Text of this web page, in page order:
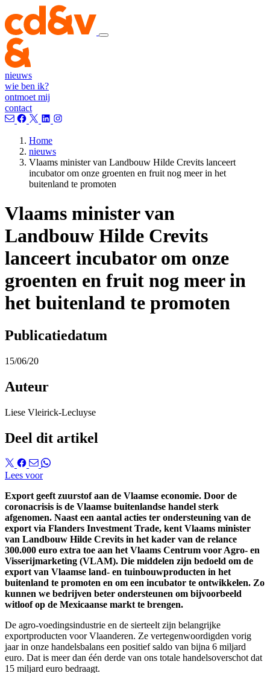
nieuws
wie ben ik?
ontmoet mij
contact
Home
nieuws
Vlaams minister van Landbouw Hilde Crevits lanceert
incubator om onze groenten en fruit nog meer in het
buitenland te promoten
Vlaams minister van
Landbouw Hilde Crevits
lanceert incubator om onze
groenten en fruit nog meer in
het buitenland te promoten
Publicatiedatum
15/06/20
Auteur
Liese Vleirick-Lecluyse
Deel dit artikel
Lees voor
Export geeft zuurstof aan de Vlaamse economie. Door de
coronacrisis is de Vlaamse buitenlandse handel sterk
afgenomen. Naast een aantal acties ter ondersteuning van de
export via Flanders Investment Trade, kent Vlaams minister
van Landbouw Hilde Crevits in het kader van de relance
300.000 euro extra toe aan het Vlaams Centrum voor Agro- en
Visserijmarketing (VLAM). Die middelen zijn bedoeld om de
export van Vlaamse land- en tuinbouwproducten in het
buitenland te promoten en om een incubator te ontwikkelen. Zo
kunnen we bedrijven beter ondersteunen om bijvoorbeeld
witloof op de Mexicaanse markt te brengen.
De agro-voedingsindustrie en de sierteelt zijn belangrijke
exportproducten voor Vlaanderen. Ze vertegenwoordigden vorig
jaar in onze handelsbalans een positief saldo van bijna 6 miljard
euro. Dat is meer dan één derde van ons totale handelsoverschot dat
15 miljard euro bedraagt.